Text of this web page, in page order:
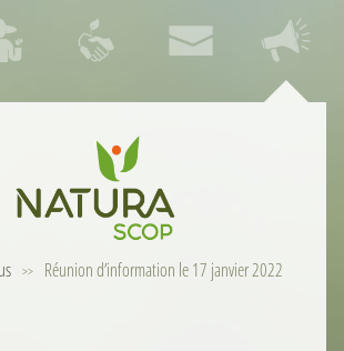
>> Réunion d’information le 17 janvier 2022